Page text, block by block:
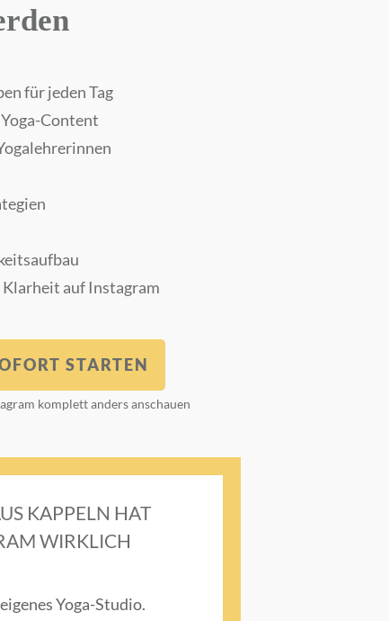
für jeden Tag
Content
auf Instagram
STARTEN
komplett anders anschauen
KAPPELN HAT
WIRKLICH
Yoga-Studio.